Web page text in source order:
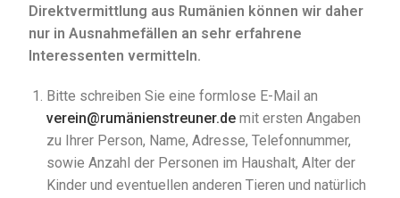
Direktvermittlung aus Rumänien können wir daher
nur in Ausnahmefällen an sehr erfahrene
Interessenten vermitteln.
Bitte schreiben Sie eine formlose E-Mail an
verein@rumänienstreuner.de mit ersten Angaben
zu Ihrer Person, Name, Adresse, Telefonnummer,
sowie Anzahl der Personen im Haushalt, Alter der
Kinder und eventuellen anderen Tieren und natürlich